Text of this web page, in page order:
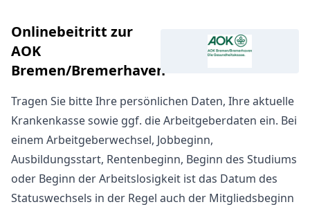
Onlinebeitritt zur
AOK
Bremen/Bremerhaven
Tragen Sie bitte Ihre persönlichen Daten, Ihre aktuelle
Krankenkasse sowie ggf. die Arbeitgeberdaten ein. Bei
einem Arbeitgeberwechsel, Jobbeginn,
Ausbildungsstart, Rentenbeginn, Beginn des Studiums
oder Beginn der Arbeitslosigkeit ist das Datum des
Statuswechsels in der Regel auch der Mitgliedsbeginn